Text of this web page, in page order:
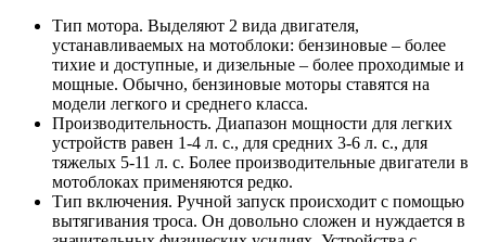
Тип мотора. Выделяют 2 вида двигателя,
устанавливаемых на мотоблоки: бензиновые – более
тихие и доступные, и дизельные – более проходимые и
мощные. Обычно, бензиновые моторы ставятся на
модели легкого и среднего класса.
Производительность. Диапазон мощности для легких
устройств равен 1-4 л. с., для средних 3-6 л. с., для
тяжелых 5-11 л. с. Более производительные двигатели в
мотоблоках применяются редко.
Тип включения. Ручной запуск происходит с помощью
вытягивания троса. Он довольно сложен и нуждается в